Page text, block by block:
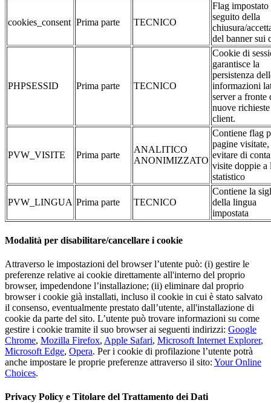
cookies_consent Prima parte TECNICO
Flag impostato
seguito della
chiusura/
del banner sui
PHPSESSID Prima parte TECNICO
Cookie di
garantisce la
persistenza
informazioni
server a fronte
nuove
client.
PVW_VISITE Prima parte
ANALITICO
ANONIMIZZATO
Contiene flag
pagine visitate,
evitare di
visite doppie a
statistico
PVW_LINGUA Prima parte TECNICO
Contiene la
della lingua
impostata
Modalità per disabilitare/cancellare i cookie
Attraverso le impostazioni del browser l’utente può: (i) gestire le
preferenze relative ai cookie direttamente all'interno del proprio
browser, impedendone l’installazione; (ii) eliminare dal proprio
browser i cookie già installati, incluso il cookie in cui è stato salvato
il consenso, eventualmente prestato dall’utente, all'installazione di
cookie da parte del sito. L’utente può trovare informazioni su come
gestire i cookie tramite il suo browser ai seguenti indirizzi: Google
Chrome, Mozilla Firefox, Apple Safari, Microsoft Internet Explorer,
Microsoft Edge, Opera. Per i cookie di profilazione l’utente potrà
anche impostare le proprie preferenze attraverso il sito: Your Online
Choices.
Privacy Policy e Titolare del Trattamento dei Dati